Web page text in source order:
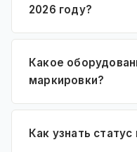
2026 году?
Какое
маркировки?
Как узнать